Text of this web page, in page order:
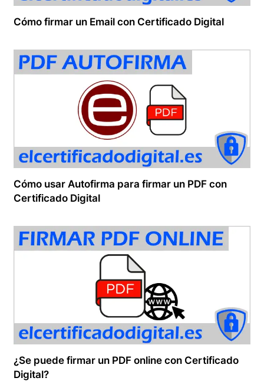
Cómo firmar un Email con Certificado Digital
Cómo usar Autofirma para firmar un PDF con
Certificado Digital
¿Se puede firmar un PDF online con Certificado
Digital?